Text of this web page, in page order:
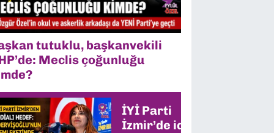
tutuklu, başkanvekili
Meclis çoğunluğu
İYİ Parti
İzmir’de iddialı